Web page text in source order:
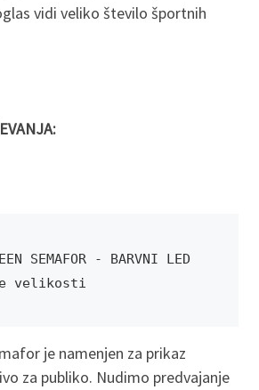
vidi veliko število športnih
SEMAFOR - BARVNI LED
velikosti
je namenjen za prikaz
za publiko. Nudimo predvajanje